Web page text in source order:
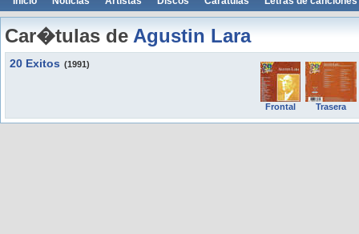
Car�tulas de Agustin Lara
20 Exitos (1991)
Frontal Trasera